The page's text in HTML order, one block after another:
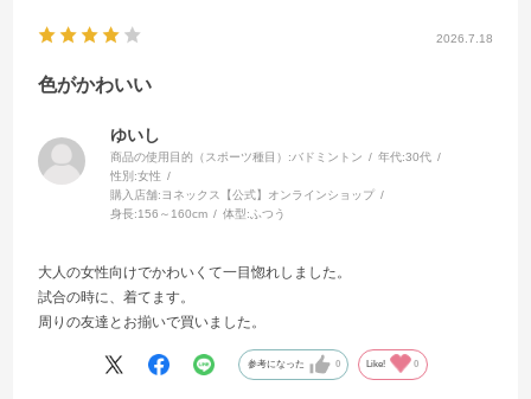
2026.7.18
色がかわいい
ゆいし
商品の使用目的（スポーツ種目）:バドミントン 年代:30代
性別:女性
購入店舗: ヨネックス【公式】オンラインショップ
身長:156～160cm 体型: ふつう
大人の女性向けでかわいくて一目惚れしました。
試合の時に、着てます。
周りの友達とお揃いで買いました。
参考になった 0 Like! 0